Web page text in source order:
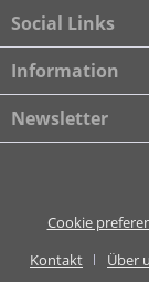
Social Links
Information
Newsletter
Cookie
Kontakt
Über